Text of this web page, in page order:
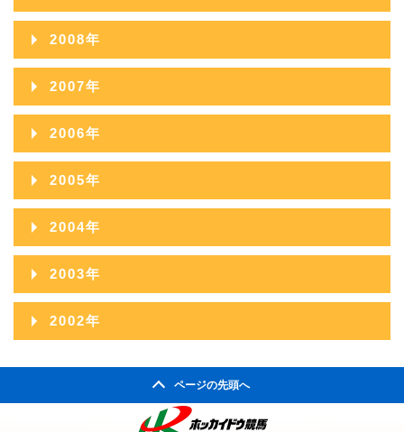
2018年01月
2017年02月
2017年01月
2016年03月
2016年02月
2016年01月
2015年05月
2015年03月
2015年02月
2015年01月
2014年06月
2014年05月
2014年03月
2014年02月
2014年01月
2013年07月
2013年06月
2013年05月
2013年03月
2013年02月
2013年01月
2012年08月
2012年07月
2012年06月
2012年05月
2012年03月
2012年02月
2012年01月
2011年10月
2011年09月
2011年08月
2011年07月
2011年06月
2011年05月
2011年03月
2011年02月
2010年11月
2010年10月
2010年09月
2010年08月
2010年07月
2010年06月
2010年05月
2010年03月
2009年12月
2009年11月
2009年10月
2009年09月
2009年08月
2009年07月
2009年06月
2009年05月
2009年03月
2008年
2008年12月
2008年11月
2008年10月
2008年09月
2008年08月
2008年07月
2008年06月
2008年05月
2007年
2007年12月
2007年11月
2007年10月
2007年09月
2007年08月
2007年07月
2006年
2006年12月
2006年11月
2006年10月
2006年09月
2006年08月
2005年
2005年12月
2005年11月
2005年10月
2005年09月
2005年08月
2005年07月
2004年
2004年12月
2004年11月
2004年10月
2003年
2003年12月
2002年
ページの先頭へ